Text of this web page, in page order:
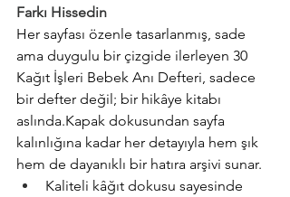
Farkı Hissedin
Her sayfası özenle tasarlanmış, sade
ama duygulu bir çizgide ilerleyen 30
Kağıt İşleri Bebek Anı Defteri, sadece
bir defter değil; bir hikâye kitabı
aslında.Kapak dokusundan sayfa
kalınlığına kadar her detayıyla hem şık
hem de dayanıklı bir hatıra arşivi sunar.
Kaliteli kâğıt dokusu sayesinde